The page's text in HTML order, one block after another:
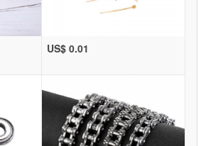
US$ 0.01